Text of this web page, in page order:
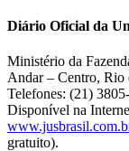
Diário Oficial da
Ministério da
Andar – Centro, Rio
Telefones: (21)
Disponível na
gratuito).